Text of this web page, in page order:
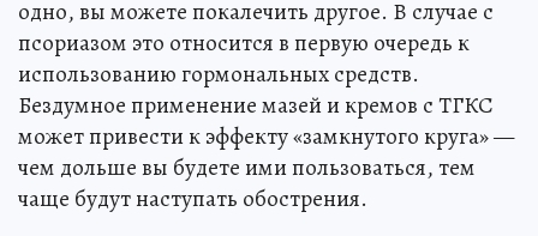
одно, вы можете покалечить другое. В случае с
псориазом это относится в первую очередь к
использованию гормональных средств.
Бездумное применение мазей и кремов с ТГКС
может привести к эффекту «замкнутого круга» —
чем дольше вы будете ими пользоваться, тем
чаще будут наступать обострения.